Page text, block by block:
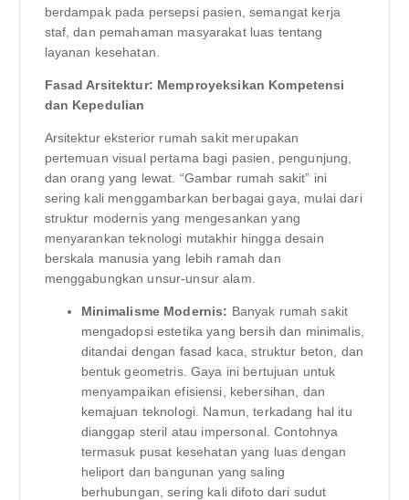
berdampak pada persepsi pasien, semangat kerja
staf, dan pemahaman masyarakat luas tentang
layanan kesehatan.
Fasad Arsitektur: Memproyeksikan Kompetensi
dan Kepedulian
Arsitektur eksterior rumah sakit merupakan
pertemuan visual pertama bagi pasien, pengunjung,
dan orang yang lewat. “Gambar rumah sakit” ini
sering kali menggambarkan berbagai gaya, mulai dari
struktur modernis yang mengesankan yang
menyarankan teknologi mutakhir hingga desain
berskala manusia yang lebih ramah dan
menggabungkan unsur-unsur alam.
Minimalisme Modernis: Banyak rumah sakit
mengadopsi estetika yang bersih dan minimalis,
ditandai dengan fasad kaca, struktur beton, dan
bentuk geometris. Gaya ini bertujuan untuk
menyampaikan efisiensi, kebersihan, dan
kemajuan teknologi. Namun, terkadang hal itu
dianggap steril atau impersonal. Contohnya
termasuk pusat kesehatan yang luas dengan
heliport dan bangunan yang saling
berhubungan, sering kali difoto dari sudut